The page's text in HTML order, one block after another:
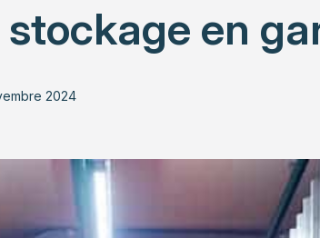
en
2024